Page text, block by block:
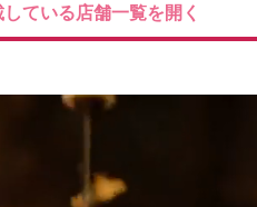
ている店舗一覧を開く